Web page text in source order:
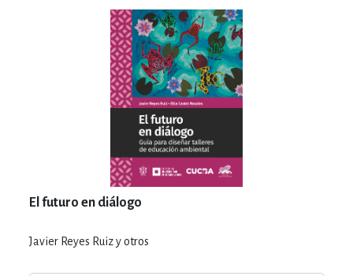
El futuro en diálogo
Javier Reyes Ruiz y otros